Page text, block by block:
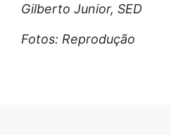
Gilberto Junior, SED
Fotos: Reprodução